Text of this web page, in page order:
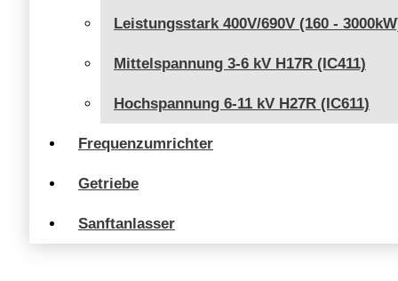
Leistungsstark 400V/690V (160 -
Mittelspannung 3-6 kV H17R (IC411)
Hochspannung 6-11 kV H27R (IC611)
Frequenzumrichter
Getriebe
Sanftanlasser